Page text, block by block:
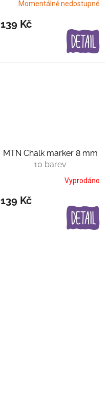
Momentálně nedostupné
139 Kč
MTN Chalk marker 8 mm
10 barev
Vyprodáno
139 Kč